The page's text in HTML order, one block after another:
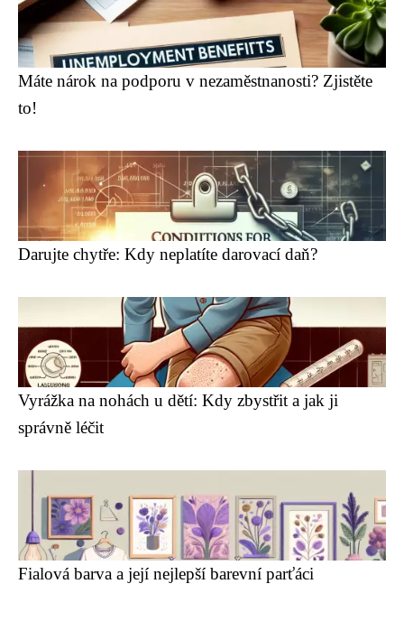
Máte nárok na podporu v nezaměstnanosti? Zjistěte
to!
Darujte chytře: Kdy neplatíte darovací daň?
Vyrážka na nohách u dětí: Kdy zbystřit a jak ji
správně léčit
Fialová barva a její nejlepší barevní parťáci